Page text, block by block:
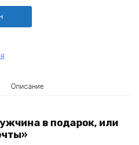
Описание
в подарок, или